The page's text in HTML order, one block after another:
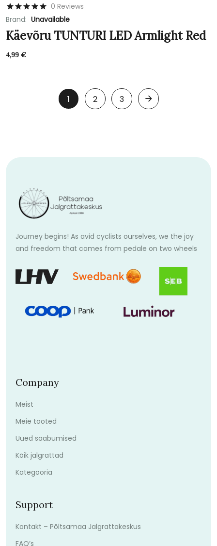
0 Reviews
Brand: Unavailable
Käevõru TUNTURI LED Armlight Red
4,99 €
1 2 3
Journey begins! As avid cyclists ourselves, we the joy
and freedom that comes from pedale on two wheels
Company
Meist
Meie tooted
Uued saabumised
Kõik jalgrattad
Kategooria
Support
Kontakt – Põltsamaa Jalgrattakeskus
FAQ’s